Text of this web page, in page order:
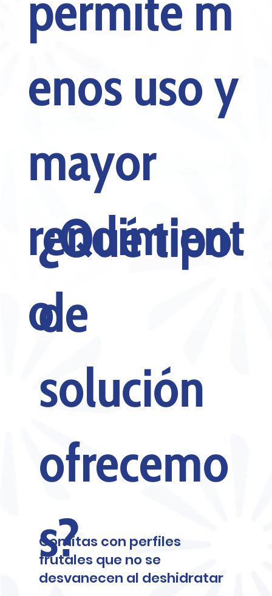
enos uso y
mayor
rendimient
o.​
¿Qué tipo
de
solución
ofrecemo
s?
Gomitas con perfiles
frutales que no se
desvanecen al deshidratar